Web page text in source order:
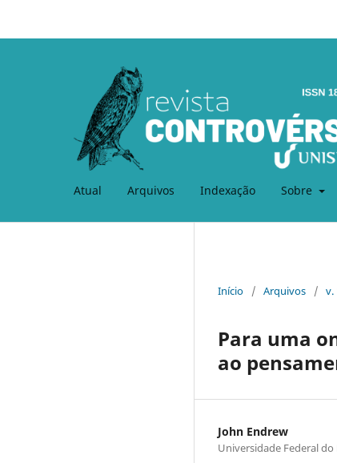
Atual Arquivos Indexação Sobre
Início / Arquivos / v.
Para uma
ao
John Endrew
Universidade Federal do